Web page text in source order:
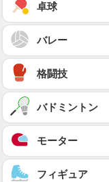
卓球
バレー
格闘技
バドミントン
モーター
フィギュア